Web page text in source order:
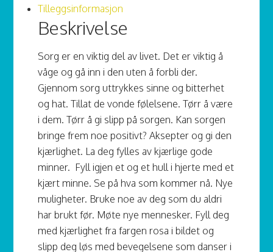
Tilleggsinformasjon
Beskrivelse
Sorg er en viktig del av livet. Det er viktig å
våge og gå inn i den uten å forbli der.
Gjennom sorg uttrykkes sinne og bitterhet
og hat. Tillat de vonde følelsene. Tørr å være
i dem. Tørr å gi slipp på sorgen. Kan sorgen
bringe frem noe positivt? Aksepter og gi den
kjærlighet. La deg fylles av kjærlige gode
minner. Fyll igjen et og et hull i hjerte med et
kjært minne. Se på hva som kommer nå. Nye
muligheter. Bruke noe av deg som du aldri
har brukt før. Møte nye mennesker. Fyll deg
med kjærlighet fra fargen rosa i bildet og
slipp deg løs med bevegelsene som danser i